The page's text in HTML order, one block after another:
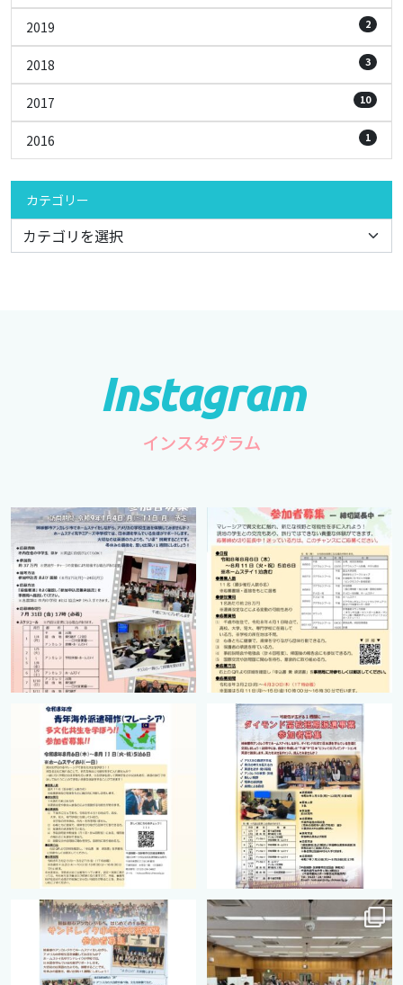
2019 2
2018 3
2017 10
2016 1
カテゴリー
インスタグラム
cts.international.friendship
7月 1
cts.international.friendship
4月 16
cts.international.friendship
2月 27
cts.international.friendship
8月 12
cts.international.friendship
8月 12
cts.international.friendship
8月 12